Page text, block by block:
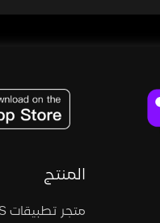
المنتج
متجر تطبيقات iOS